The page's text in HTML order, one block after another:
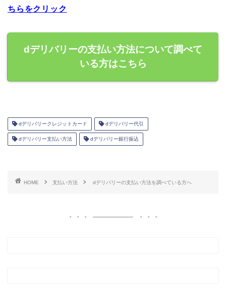
ちらをクリック
dデリバリーの支払い方法について調べて
いる方はこちら
dデリバリークレジットカード dデリバリー代引
dデリバリー支払い方法 dデリバリー銀行振込
HOME 支払い方法 dデリバリーの支払い方法を調べている方へ